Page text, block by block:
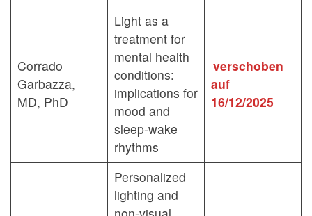
Corrado
Garbazza,
MD, PhD
Light as a
treatment for
mental health
conditions:
implications for
mood and
sleep-wake
rhythms
verschoben
auf
16/12/2025
Personalized
lighting and